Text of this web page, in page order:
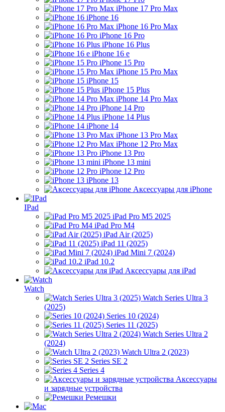
iPhone 17 Pro Max
iPhone 16
iPhone 16 Pro Max
iPhone 16 Pro
iPhone 16 Plus
iPhone 16 e
iPhone 15 Pro
iPhone 15 Pro Max
iPhone 15
iPhone 15 Plus
iPhone 14 Pro Max
iPhone 14 Pro
iPhone 14 Plus
iPhone 14
iPhone 13 Pro Max
iPhone 12 Pro Max
iPhone 13 Pro
iPhone 13 mini
iPhone 12 Pro
iPhone 13
Аксессуары для iPhone
IPad
iPad Pro M5 2025
iPad Pro M4
iPad Air (2025)
iPad 11 (2025)
iPad Mini 7 (2024)
iPad 10.2
Аксессуары для iPad
Watch
Watch Series Ultra 3
(2025)
Series 10 (2024)
Series 11 (2025)
Watch Series Ultra 2
(2024)
Watch Ultra 2 (2023)
Series SE 2
Series 4
Аксессуары
и зарядные устройства
Ремешки